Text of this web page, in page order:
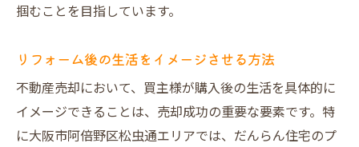
掴むことを目指しています。
リフォーム後の生活をイメージさせる方法
不動産売却において、買主様が購入後の生活を具体的に
イメージできることは、売却成功の重要な要素です。特
に大阪市阿倍野区松虫通エリアでは、だんらん住宅のプ